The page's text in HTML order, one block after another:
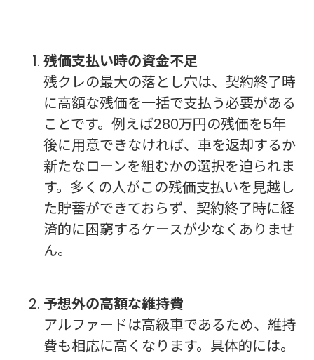
残価支払い時の資金不足
残クレの最大の落とし穴は、契約終了時
に高額な残価を一括で支払う必要がある
ことです。例えば280万円の残価を5年
後に用意できなければ、車を返却するか
新たなローンを組むかの選択を迫られま
す。多くの人がこの残価支払いを見越し
た貯蓄ができておらず、契約終了時に経
済的に困窮するケースが少なくありませ
ん。
予想外の高額な維持費
アルファードは高級車であるため、維持
費も相応に高くなります。具体的には。